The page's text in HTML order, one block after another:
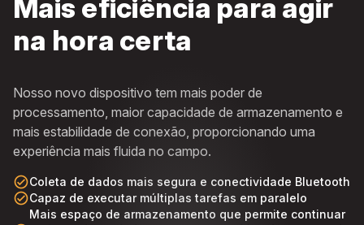
Mais eficiência para agir
na hora certa
Nosso novo dispositivo tem mais poder de
processamento, maior capacidade de armazenamento e
mais estabilidade de conexão, proporcionando uma
experiência mais fluida no campo.
check_circle_outlineColeta de dados mais segura e conectividade Bluetooth​
check_circle_outlineCapaz de executar múltiplas tarefas em paralelo
Mais espaço de armazenamento que permite continuar